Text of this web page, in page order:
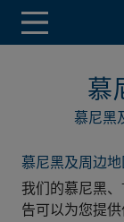
慕
慕尼黑
慕尼黑及周边
我们的慕尼黑
告可以为您提